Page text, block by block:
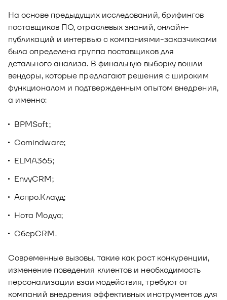
На основе предыдущих исследований, брифингов
поставщиков ПО, отраслевых знаний, онлайн-
публикаций и интервью с компаниями-заказчиками
была определена группа поставщиков для
детального анализа. В финальную выборку вошли
вендоры, которые предлагают решения с широким
функционалом и подтвержденным опытом внедрения,
а именно:
BPMSoft;
Comindware;
ELMA365;
EnvyCRM;
Аспро.Клауд;
Нота Модус;
СберCRM.
Современные вызовы, такие как рост конкуренции,
изменение поведения клиентов и необходимость
персонализации взаимодействия, требуют от
компаний внедрения эффективных инструментов для